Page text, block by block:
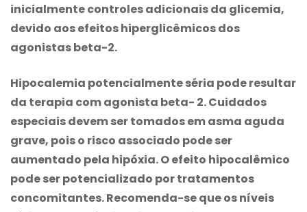
inicialmente controles adicionais da glicemia,
devido aos efeitos hiperglicêmicos dos
agonistas beta-2.
Hipocalemia potencialmente séria pode resultar
da terapia com agonista beta- 2. Cuidados
especiais devem ser tomados em asma aguda
grave, pois o risco associado pode ser
aumentado pela hipóxia. O efeito hipocalêmico
pode ser potencializado por tratamentos
concomitantes. Recomenda-se que os níveis